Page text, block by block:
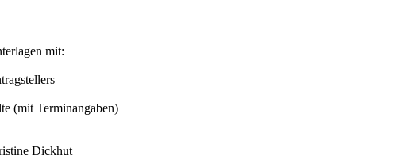
mit:
(mit Terminangaben)
Dickhut